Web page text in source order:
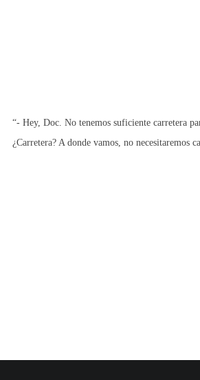
“- Hey, Doc. No tenemos suficiente carretera
¿Carretera? A donde vamos, no necesitaremos